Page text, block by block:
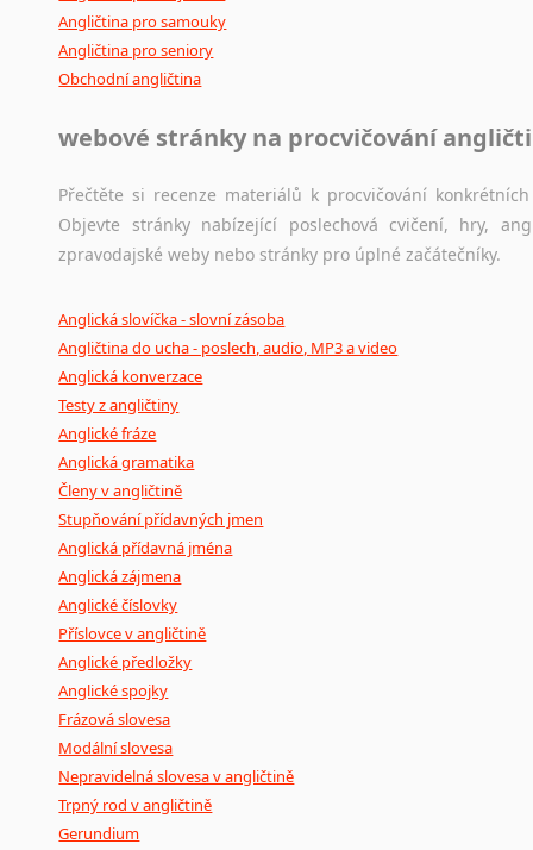
Angličtina pro samouky
Angličtina pro seniory
Obchodní angličtina
webové stránky na procvičování
Přečtěte si recenze materiálů k procvičování
Objevte stránky nabízející poslechová cvičení, hry,
zpravodajské weby nebo stránky pro úplné začátečníky.
Anglická slovíčka - slovní zásoba
Angličtina do ucha - poslech, audio, MP3 a video
Anglická konverzace
Testy z angličtiny
Anglické fráze
Anglická gramatika
Členy v angličtině
Stupňování přídavných jmen
Anglická přídavná jména
Anglická zájmena
Anglické číslovky
Příslovce v angličtině
Anglické předložky
Anglické spojky
Frázová slovesa
Modální slovesa
Nepravidelná slovesa v angličtině
Trpný rod v angličtině
Gerundium